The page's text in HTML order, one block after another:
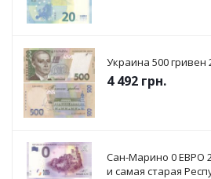
Украина 500 гривен
4 492 грн.
Сан-Марино 0 ЕВРО
и самая старая